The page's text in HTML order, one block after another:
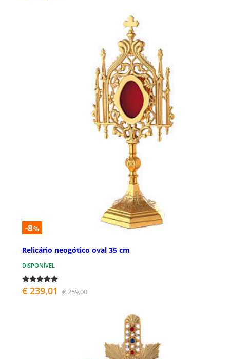
-8%
Relicário neogótico oval 35 cm
DISPONÍVEL
€ 239,01 € 259,00